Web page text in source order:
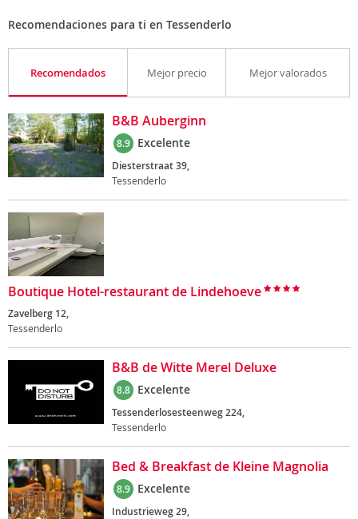
Recomendaciones para ti en Tessenderlo
Recomendados Mejor precio Mejor valorados
B&B Auberginn
8.9 Excelente
Diesterstraat 39,
Tessenderlo
Boutique Hotel-restaurant de Lindehoeve
Zavelberg 12,
Tessenderlo
B&B de Witte Merel Deluxe
8.8 Excelente
Tessenderlosesteenweg 224,
Tessenderlo
Bed & Breakfast de Kleine Magnolia
8.9 Excelente
Industrieweg 29,